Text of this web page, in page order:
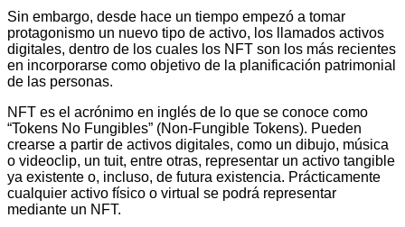
Sin embargo, desde hace un tiempo empezó a tomar
protagonismo un nuevo tipo de activo, los llamados activos
digitales, dentro de los cuales los NFT son los más recientes
en incorporarse como objetivo de la planificación patrimonial
de las personas.
NFT es el acrónimo en inglés de lo que se conoce como
“Tokens No Fungibles” (Non-Fungible Tokens). Pueden
crearse a partir de activos digitales, como un dibujo, música
o videoclip, un tuit, entre otras, representar un activo tangible
ya existente o, incluso, de futura existencia. Prácticamente
cualquier activo físico o virtual se podrá representar
mediante un NFT.